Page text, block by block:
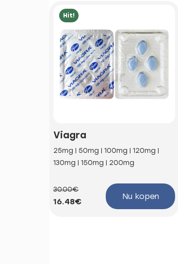
Hit!
Viagra
25mg | 50mg | 100mg | 120mg |
130mg | 150mg | 200mg
30.00€
16.48€
Nu kopen